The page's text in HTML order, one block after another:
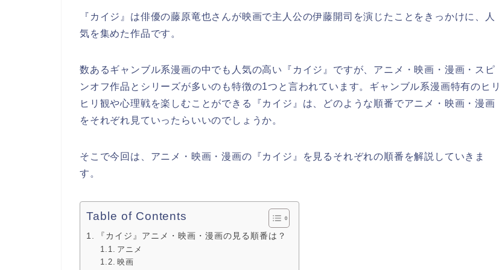
『カイジ』は俳優の藤原竜也さんが映画で主人公の伊藤開司を演じたことをきっかけに、人
気を集めた作品です。
数あるギャンブル系漫画の中でも人気の高い『カイジ』ですが、アニメ・映画・漫画・スピ
ンオフ作品とシリーズが多いのも特徴の1つと言われています。ギャンブル系漫画特有のヒリ
ヒリ観や心理戦を楽しむことができる『カイジ』は、どのような順番でアニメ・映画・漫画
をそれぞれ見ていったらいいのでしょうか。
そこで今回は、アニメ・映画・漫画の『カイジ』を見るそれぞれの順番を解説していきま
す。
Table of Contents
『カイジ』アニメ・映画・漫画の見る順番は？
アニメ
映画